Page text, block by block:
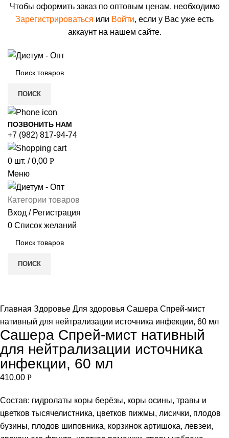
Чтобы оформить заказ по оптовым ценам, необходимо
Зарегистрироваться или Войти, если у Вас уже есть
аккаунт на нашем сайте.
ПОИСК
ПОЗВОНИТЬ НАМ
+7 (982) 817-94-74
0 шт. / 0,00 Р
Меню
Категории товаров
Вход / Регистрация
0 Список желаний
ПОИСК
Главная Здоровье Для здоровья Сашера Спрей-мист
нативный для нейтрализации источника инфекции, 60 мл
Сашера Спрей-мист нативный
для нейтрализации источника
инфекции, 60 мл
410,00 Р
Состав: гидролаты коры берёзы, коры осины, травы и
цветков тысячелистника, цветков пижмы, лисички, плодов
бузины, плодов шиповника, корзинок артишока, левзеи,